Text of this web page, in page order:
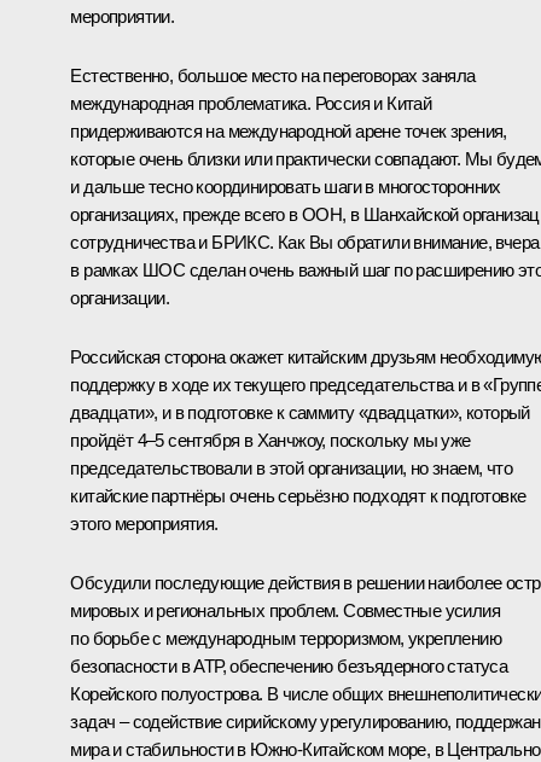
мероприятии.
Естественно, большое место на переговорах заняла
международная проблематика. Россия и Китай
придерживаются на международной арене точек зрения,
которые очень близки или практически совпадают. Мы
и дальше тесно координировать шаги в многосторонних
организациях, прежде всего в ООН, в Шанхайской
сотрудничества и БРИКС. Как Вы обратили внимание, вчера
в рамках ШОС сделан очень важный шаг по расширению
организации.
Российская сторона окажет китайским друзьям
поддержку в ходе их текущего председательства и в
двадцати», и в подготовке к саммиту «двадцатки», который
пройдёт 4–5 сентября в Ханчжоу, поскольку мы уже
председательствовали в этой организации, но знаем, что
китайские партнёры очень серьёзно подходят к подготовке
этого мероприятия.
Обсудили последующие действия в решении наиболее
мировых и региональных проблем. Совместные усилия
по борьбе с международным терроризмом, укреплению
безопасности в АТР, обеспечению безъядерного статуса
Корейского полуострова. В числе общих
задач – содействие сирийскому урегулированию,
мира и стабильности в Южно-Китайском море, в